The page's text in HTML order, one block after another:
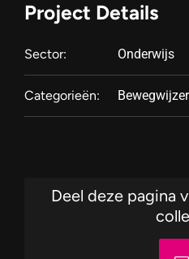
Project Details
Sector: Onderwijs
Categorieën:
Deel deze pagina